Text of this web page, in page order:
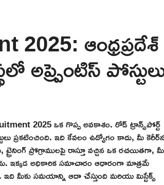
ఆంధ్రప్రదేశ్
అప్ప్రెంటిస్
2025 ఒక గొప్ప అవకాశం. రోడ్ ట్రాన్స్‌పోర్ట్
ప్రకటించింది. ఇది కేవలం ఉద్యోగం కాదు, మీ
ప్రోగ్రాములపై రాస్తూ వచ్చిన ఒక రచయితగా,
ఇక్కడ అధికారిక సమాచారం ఆధారంగా మాత్రమే
ఇది మీకు సమయాన్ని ఆదా చేస్తుంది మరియు మిస్టేక్స్